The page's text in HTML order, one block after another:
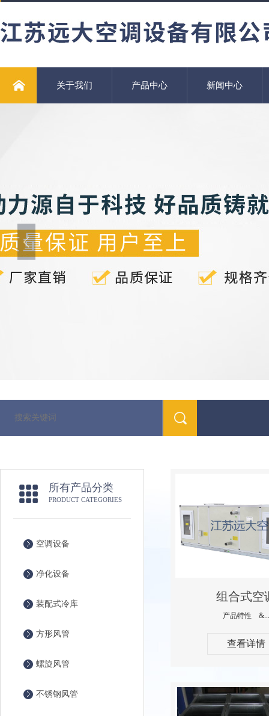
关于我们 产品中心 新闻中心
所有产品分类
PRODUCT CATEGORIES
空调设备
净化设备
装配式冷库
方形风管
螺旋风管
不锈钢风管
组合式空
产品特性 &...
查看详情